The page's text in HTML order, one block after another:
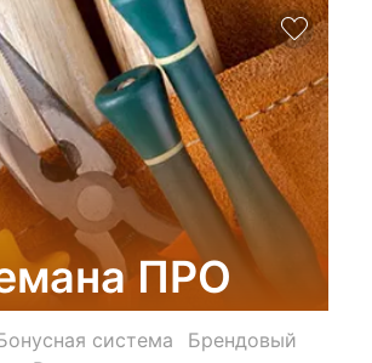
ПРО
система
Брендовый